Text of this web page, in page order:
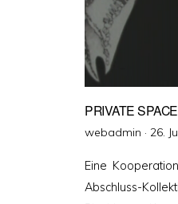
PRIVATE SPACE
webadmin · 26.
Eine
Abschluss-